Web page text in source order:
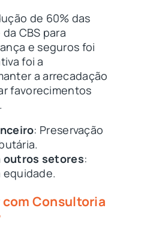
de 60% das
CBS para
e seguros foi
foi a
a arrecadação
favorecimentos
: Preservação
outros setores:
equidade.
Consultoria